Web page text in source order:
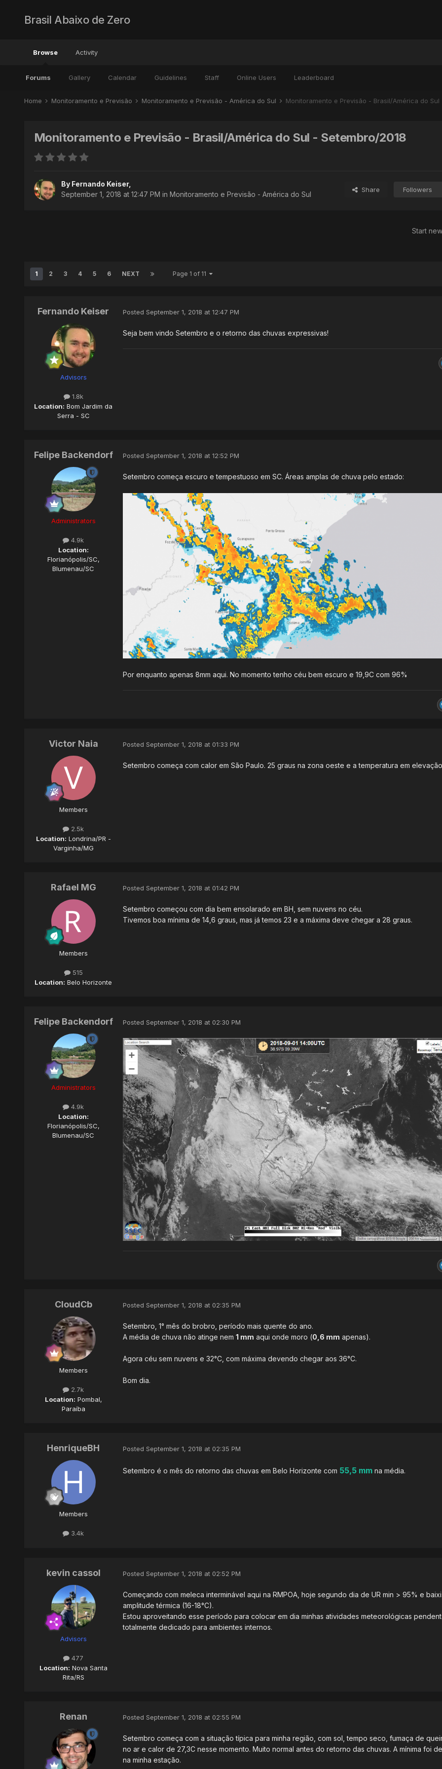
Brasil Abaixo de Zero
Browse
Forums Gallery Calendar Guidelines Staff Online Users Leaderboard
Activity
Home Monitoramento e Previsão Monitoramento e Previsão - América do Sul Monitoramento e Previsão - Brasil/América do Sul
Monitoramento e Previsão - Brasil/América do Sul - Setembro/2018
By Fernando Keiser,
September 1, 2018 at 12:47 PM in Monitoramento e Previsão - América do Sul
Share Followers
Start
1 2 3 4 5 6 NEXT Page 1 of 11
Fernando Keiser
Advisors
1.8k
Location: Bom Jardim da
Serra - SC
Posted September 1, 2018 at 12:47 PM
Seja bem vindo Setembro e o retorno das chuvas expressivas!
Felipe Backendorf
Administrators
4.9k
Location:
Florianópolis/SC,
Blumenau/SC
Posted September 1, 2018 at 12:52 PM
Setembro começa escuro e tempestuoso em SC. Áreas amplas de chuva pelo estado:
Por enquanto apenas 8mm aqui. No momento tenho céu bem escuro e 19,9C com 96%
Victor Naia
Members
2.5k
Location: Londrina/PR -
Varginha/MG
Posted September 1, 2018 at 01:33 PM
Setembro começa com calor em São Paulo. 25 graus na zona oeste e a temperatura em
Rafael MG
Members
515
Location: Belo Horizonte
Posted September 1, 2018 at 01:42 PM
Setembro começou com dia bem ensolarado em BH, sem nuvens no céu.
Tivemos boa mínima de 14,6 graus, mas já temos 23 e a máxima deve chegar a 28 graus.
Felipe Backendorf
Administrators
4.9k
Location:
Florianópolis/SC,
Blumenau/SC
Posted September 1, 2018 at 02:30 PM
CloudCb
Members
2.7k
Location: Pombal,
Paraíba
Posted September 1, 2018 at 02:35 PM
Setembro, 1° mês do brobro, período mais quente do ano.
A média de chuva não atinge nem 1 mm aqui onde moro (0,6 mm apenas).
Agora céu sem nuvens e 32°C, com máxima devendo chegar aos 36°C.
Bom dia.
HenriqueBH
Members
3.4k
Posted September 1, 2018 at 02:35 PM
Setembro é o mês do retorno das chuvas em Belo Horizonte com 55,5 mmna média.
kevin cassol
Advisors
477
Location: Nova Santa
Rita/RS
Posted September 1, 2018 at 02:52 PM
Começando com meleca interminável aqui na RMPOA, hoje segundo dia de UR min > 95% e
amplitude térmica (16-18°C).
Estou aproveitando esse período para colocar em dia minhas atividades meteorológicas
totalmente dedicado para ambientes internos.
Renan Posted September 1, 2018 at 02:55 PM
Setembro começa com a situação típica para minha região, com sol, tempo seco, fumaça de
no ar e calor de 27,3C nesse momento. Muito normal antes do retorno das chuvas. A mínima foi de
na minha estação.